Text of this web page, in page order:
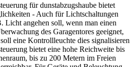
für dunstabzugshaube bietet
- Auch für Lichtschaltungen
Licht angehen soll, wenn man einen
des Garagentores geeignet,
eine Kontrollleuchte dies signalisieren
bietet eine hohe Reichweite bis
bis zu 200 Metern im Freien